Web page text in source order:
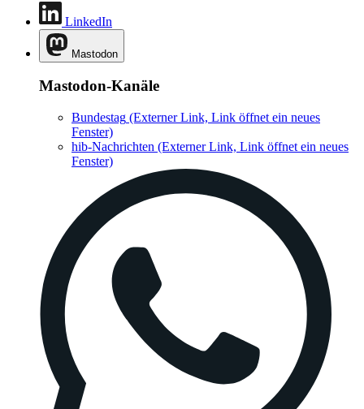
LinkedIn
Mastodon
Mastodon-Kanäle
Bundestag (Externer Link, Link öffnet ein neues
Fenster)
hib-Nachrichten (Externer Link, Link öffnet ein neues
Fenster)